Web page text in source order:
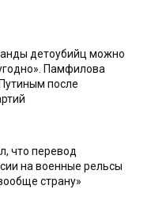
детоубийц можно
Памфилова
после
что перевод
на военные рельсы
страну»